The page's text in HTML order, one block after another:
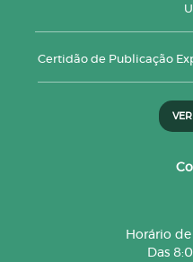
Certidão de Publicação
Horário
Das